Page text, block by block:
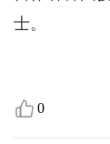
士。
0